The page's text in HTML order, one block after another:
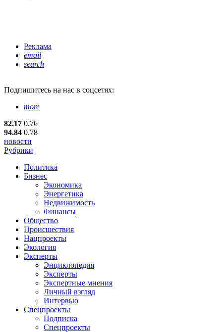
Реклама
email
search
Подпишитесь на нас в соцсетях:
more
82.17 0.76
94.84 0.78
новости
Рубрики
Политика
Бизнес
Экономика
Энергетика
Недвижимость
Финансы
Общество
Происшествия
Нацпроекты
Экология
Эксперты
Энциклопедия
Эксперты
Экспертные мнения
Личный взгляд
Интервью
Спецпроекты
Подписка
Спецпроекты